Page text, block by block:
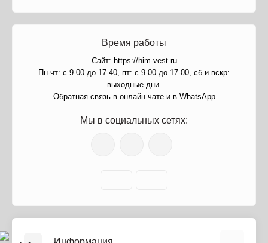
Время работы
Сайт: https://him-vest.ru
Пн-чт: с 9-00 до 17-40, пт: с 9-00 до 17-00, сб и вскр:
выходные дни.
Обратная связь в онлайн чате и в WhatsApp
Мы в социальных сетях: